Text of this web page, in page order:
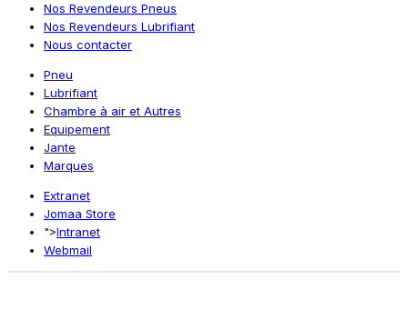
Nos Revendeurs Pneus
Nos Revendeurs Lubrifiant
Nous contacter
Pneu
Lubrifiant
Chambre à air et Autres
Equipement
Jante
Marques
Extranet
Jomaa Store
">Intranet
Webmail